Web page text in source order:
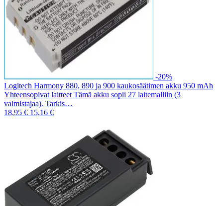
-20%
Logitech Harmony 880, 890 ja 900 kaukosäätimen akku 950 mAh
Yhteensopivat laitteet Tämä akku sopii 27 laitemalliin (3
valmistajaa). Tarkis…
18,95 € 15,16 €